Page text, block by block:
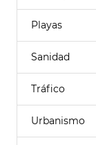
Playas
Sanidad
Tráfico
Urbanismo